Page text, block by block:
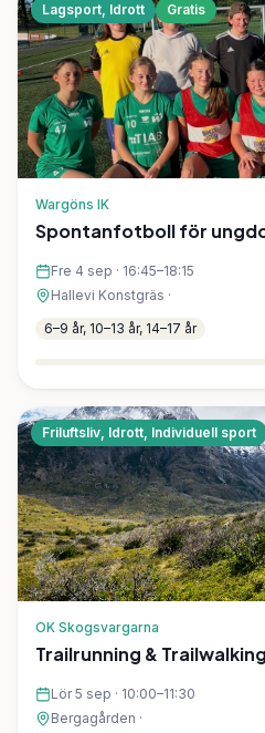
Lagsport, Idrott Gratis
Wargöns IK
Spontanfotboll för
Fre 4 sep · 16:45–18:15
Hallevi Konstgräs ·
6–9 år, 10–13 år, 14–17 år
Friluftsliv, Idrott, Individuell sport
OK Skogsvargarna
Trailrunning & Trailwalking
Lör 5 sep · 10:00–11:30
Bergagården ·